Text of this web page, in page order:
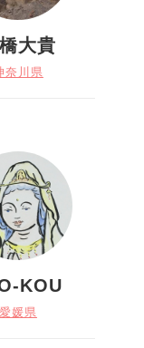
大貴
奈川県
KOU
愛媛県